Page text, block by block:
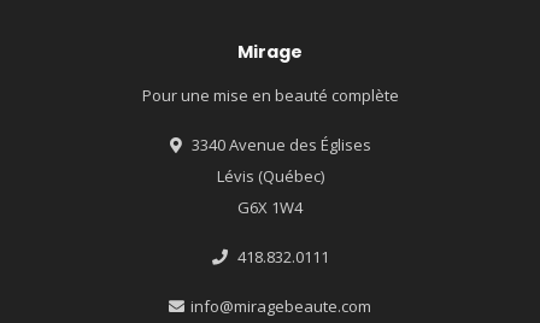
Mirage
Pour une mise en beauté complète
3340 Avenue des Églises
Lévis (Québec)
G6X 1W4
418.832.0111
info@miragebeaute.com